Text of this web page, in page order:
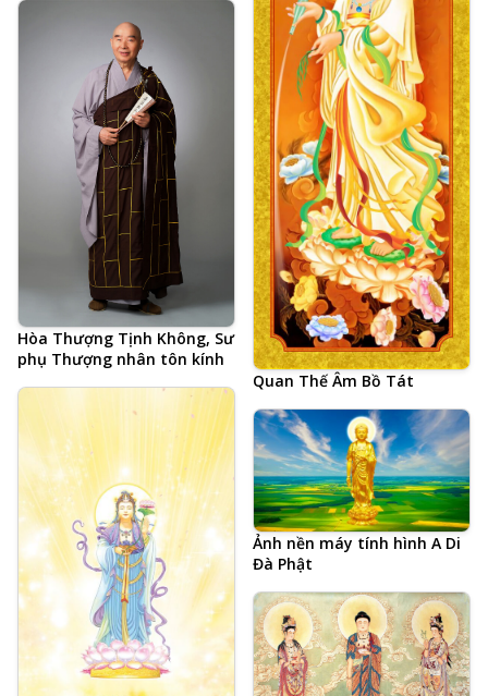
tổng kết Tâm đắc cả đời học
Phật của Hòa Thượng Tịnh
Không, Chân Thành Thanh
Tịnh Bình Đẳng Chánh Giác
Từ Bi, Nhìn Thấu Buông Xả
Tự Tại Tùy Duyên Niệm
Quan Thế Âm Bồ Tát
Hòa Thượng Tịnh Không, Sư
phụ Thượng nhân tôn kính
Ảnh nền máy tính hình A Di
Đà Phật